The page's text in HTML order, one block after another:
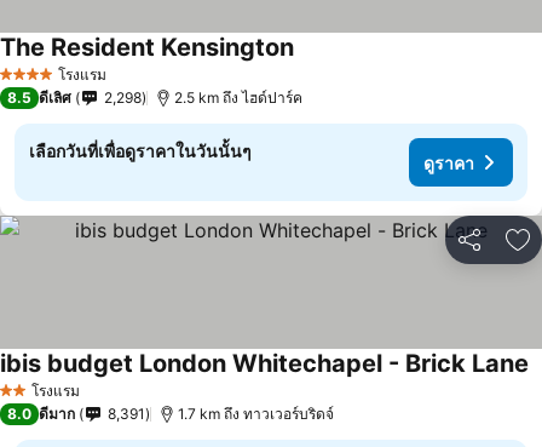
4 ดาว โรงแรม
The Resident Kensingtonดูราคา
8.5 ดีเลิศ 2,298 2.5 km ถึง ไฮด์ปาร์ค
เลือกวันที่เพื่อดูราคาในวันนั้นๆ
ดูราคา
แชร์ เ
2 ดาวโรงแรม
ibis budget London Whitechapel - Brick Lane
8.0 ดีมาก 8,391 1.7 km ถึง ทาวเวอร์บริดจ์